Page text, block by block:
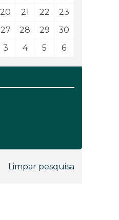
20 21 22
23
27 28 29
30
3 4 5 6
Limpar pesquisa